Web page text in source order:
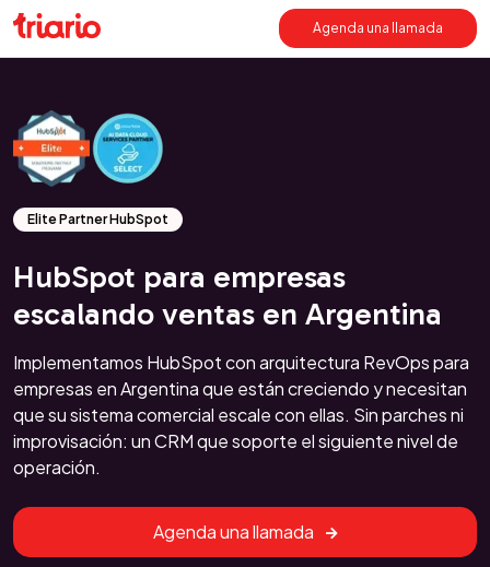
Agenda una llamada
Elite Partner HubSpot
HubSpot para empresas
escalando ventas en Argentina
Implementamos HubSpot con arquitectura RevOps para
empresas en Argentina que están creciendo y necesitan
que su sistema comercial escale con ellas. Sin parches ni
improvisación: un CRM que soporte el siguiente nivel de
operación.
Agenda una llamada